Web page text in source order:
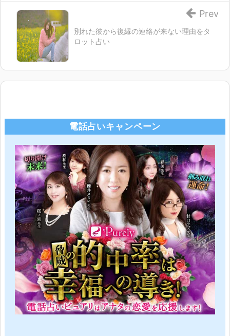
別れた彼から復縁の連絡が来ない理由をタ
ロット占い
Prev
電話占いキャンペーン